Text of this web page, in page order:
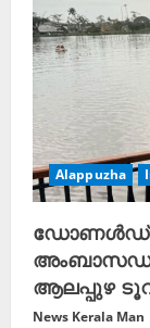
R
e
a
d
i
n
g
Alappuzha
ഡോണൾഡ്
ആലപ്പുഴ
News Kerala Man